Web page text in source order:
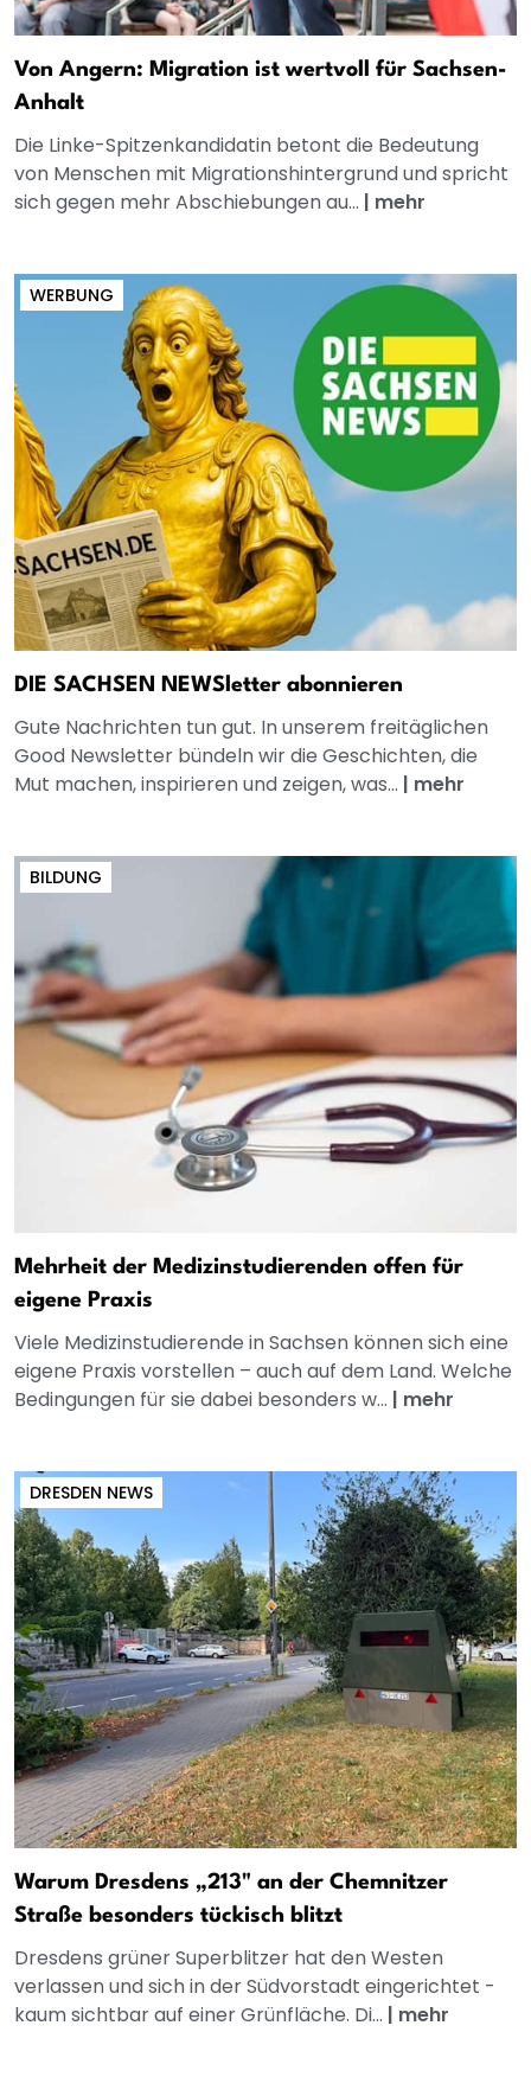
Von Angern: Migration ist wertvoll für Sachsen-
Anhalt
Die Linke-Spitzenkandidatin betont die Bedeutung
von Menschen mit Migrationshintergrund und spricht
sich gegen mehr Abschiebungen au... | mehr
WERBUNG
DIE SACHSEN NEWSletter abonnieren
Gute Nachrichten tun gut. In unserem freitäglichen
Good Newsletter bündeln wir die Geschichten, die
Mut machen, inspirieren und zeigen, was... | mehr
BILDUNG
Mehrheit der Medizinstudierenden offen für
eigene Praxis
Viele Medizinstudierende in Sachsen können sich eine
eigene Praxis vorstellen – auch auf dem Land. Welche
Bedingungen für sie dabei besonders w... | mehr
DRESDEN NEWS
Warum Dresdens „213" an der Chemnitzer
Straße besonders tückisch blitzt
Dresdens grüner Superblitzer hat den Westen
verlassen und sich in der Südvorstadt eingerichtet -
kaum sichtbar auf einer Grünfläche. Di... | mehr